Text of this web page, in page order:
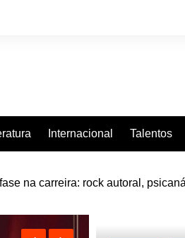
Internacional Talentos
plataformas digitais